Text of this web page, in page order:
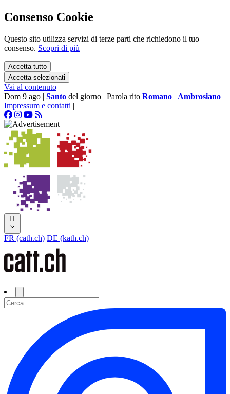
Consenso Cookie
Questo sito utilizza servizi di terze parti che richiedono il tuo
consenso. Scopri di più
Accetta tutto
Accetta selezionati
Vai al contenuto
Dom 9 ago | Santo del giorno | Parola rito Romano | Ambrosiano
Impressum e contatti |
IT
FR (cath.ch) DE (kath.ch)